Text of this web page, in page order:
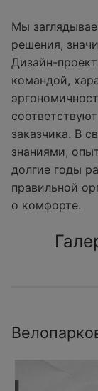
Мы
решения,
Дизайн-
командой,
заказчика. В
знаниями,
долгие годы
правильной
о комфорте.